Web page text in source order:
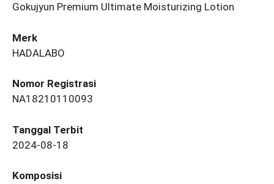
Gokujyun Premium Ultimate Moisturizing Lotion
Merk
HADALABO
Nomor Registrasi
NA18210110093
Tanggal Terbit
2024-08-18
Komposisi